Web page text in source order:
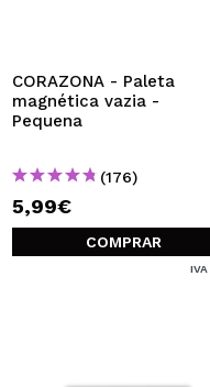
compras rapidamente,
encomendas e
CORAZONA - Paleta
magnética vazia -
Pequena
(176)
5,99€
COMPRAR
IVA